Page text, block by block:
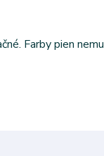
Farby pien